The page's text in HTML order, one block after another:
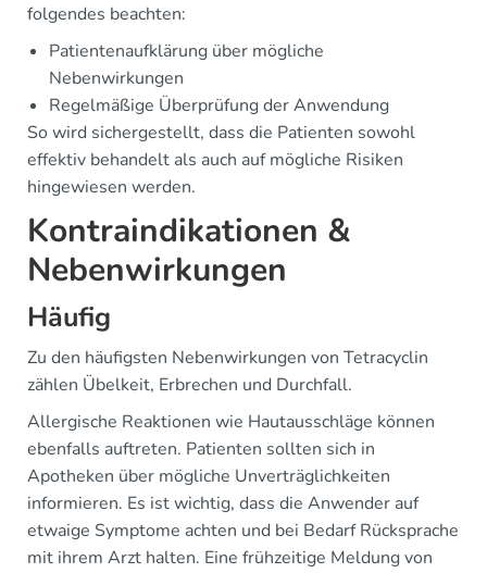
folgendes beachten:
Patientenaufklärung über mögliche
Nebenwirkungen
Regelmäßige Überprüfung der Anwendung
So wird sichergestellt, dass die Patienten sowohl
effektiv behandelt als auch auf mögliche Risiken
hingewiesen werden.
Kontraindikationen &
Nebenwirkungen
Häufig
Zu den häufigsten Nebenwirkungen von Tetracyclin
zählen Übelkeit, Erbrechen und Durchfall.
Allergische Reaktionen wie Hautausschläge können
ebenfalls auftreten. Patienten sollten sich in
Apotheken über mögliche Unverträglichkeiten
informieren. Es ist wichtig, dass die Anwender auf
etwaige Symptome achten und bei Bedarf Rücksprache
mit ihrem Arzt halten. Eine frühzeitige Meldung von